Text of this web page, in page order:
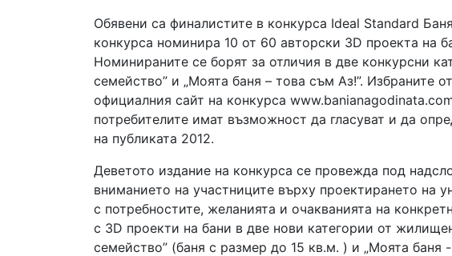
Обявени са финалистите в конкурса Ideal Standard
конкурса номинира 10 от 60 авторски 3D проекта на
Номинираните се борят за отличия в две конкурсни
семейство” и „Моята баня – това съм Аз!”. Избраните
официалния сайт на конкурса
потребителите имат възможност да гласуват и да
на публиката 2012.
Деветото издание на конкурса се провежда под
вниманието на участниците върху проектирането на
с потребностите, желанията и очакванията на
с 3D проекти на бани в две нови категории от
семейство” (баня с размер до 15 кв.м. ) и „Моята